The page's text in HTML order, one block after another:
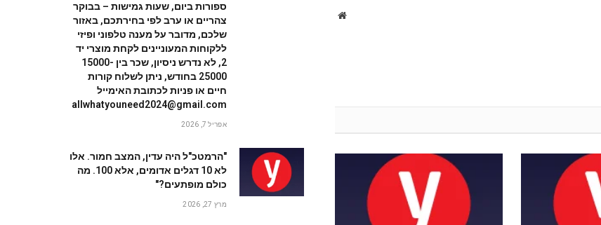
Website
ספורות ביום, שעות גמישות – בבוקר
צהריים או ערב לפי בחירתכם, באזור
שלכם, מדובר על מענה טלפוני ופיזי
ללקוחות המעוניינים לקחת מוצרי יד
2, לא נדרש ניסיון, שכר בין 15000-
25000 בחודש, ניתן לשלוח קורות
חיים או פניות לכתובת האימייל
allwhatyouneed2024@gmail.com
אפריל 7, 2026
"הרמטכ"ל היה עדין, המצב חמור. אלו
לא 10 דגלים אדומים, אלא 100. מה
כולם מופתעים?"
מרץ 27, 2026